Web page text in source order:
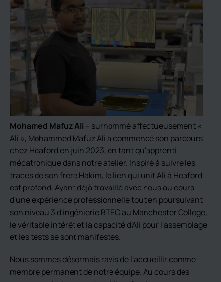
Mohamed Mafuz Ali – surnommé affectueusement «
Ali », Mohammed Mafuz Ali a commencé son parcours
chez Heaford en juin 2023, en tant qu'apprenti
mécatronique dans notre atelier. Inspiré à suivre les
traces de son frère Hakim, le lien qui unit Ali à Heaford
est profond. Ayant déjà travaillé avec nous au cours
d'une expérience professionnelle tout en poursuivant
son niveau 3 d'ingénierie BTEC au Manchester College,
le véritable intérêt et la capacité d'Ali pour l'assemblage
et les tests se sont manifestés.
Nous sommes désormais ravis de l'accueillir comme
membre permanent de notre équipe. Au cours des